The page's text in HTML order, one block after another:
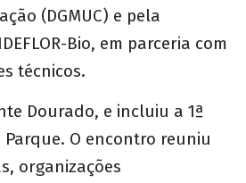
(DGMUC) e pela
Bio, em parceria com
técnicos.
Dourado, e incluiu a 1ª
O encontro reuniu
organizações